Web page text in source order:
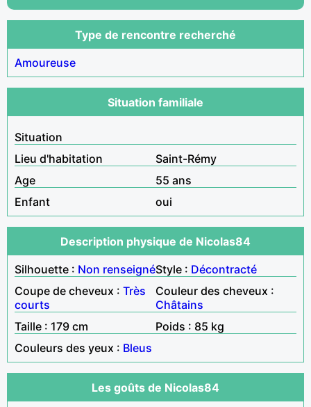
Type de rencontre recherché
Amoureuse
Situation familiale
Situation
Lieu d'habitation
Saint-Rémy
Age
55 ans
Enfant
oui
Description physique de Nicolas84
Silhouette : Non renseignéStyle : Décontracté
Coupe de cheveux : Très
courts
Couleur des cheveux :
Châtains
Taille : 179 cm
Poids : 85 kg
Couleurs des yeux : Bleus
Les goûts de Nicolas84